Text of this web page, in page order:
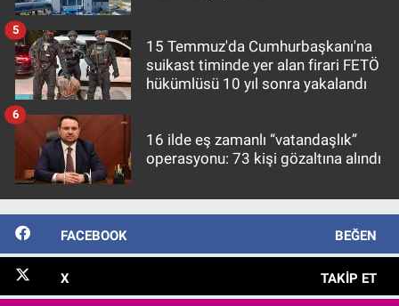
15 Temmuz'da Cumhurbaşkanı'na
suikast timinde yer alan firari FETÖ
hükümlüsü 10 yıl sonra yakalandı
5
16 ilde eş zamanlı “vatandaşlık”
operasyonu: 73 kişi gözaltına alındı
6
FACEBOOK BEĞEN
X TAKIP ET